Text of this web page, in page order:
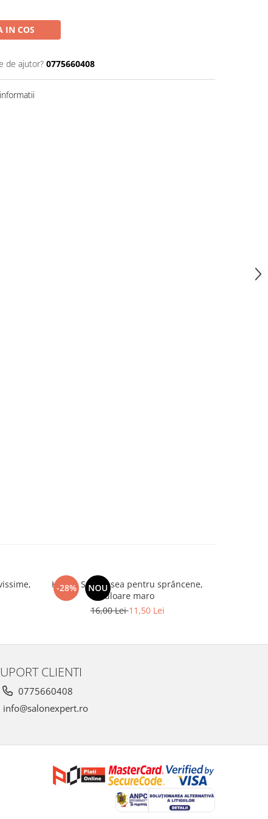
IN COS
de ajutor? 0775660408
-28% NOU
Henna Set vopsea pentru sprâncene,
culoare maro
16,00 Lei11,50 Lei
CLIENTI
0775660408
info@salonexpert.ro